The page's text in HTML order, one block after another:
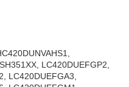
LC420DUEFGP2,
LC420DUEFGA3,